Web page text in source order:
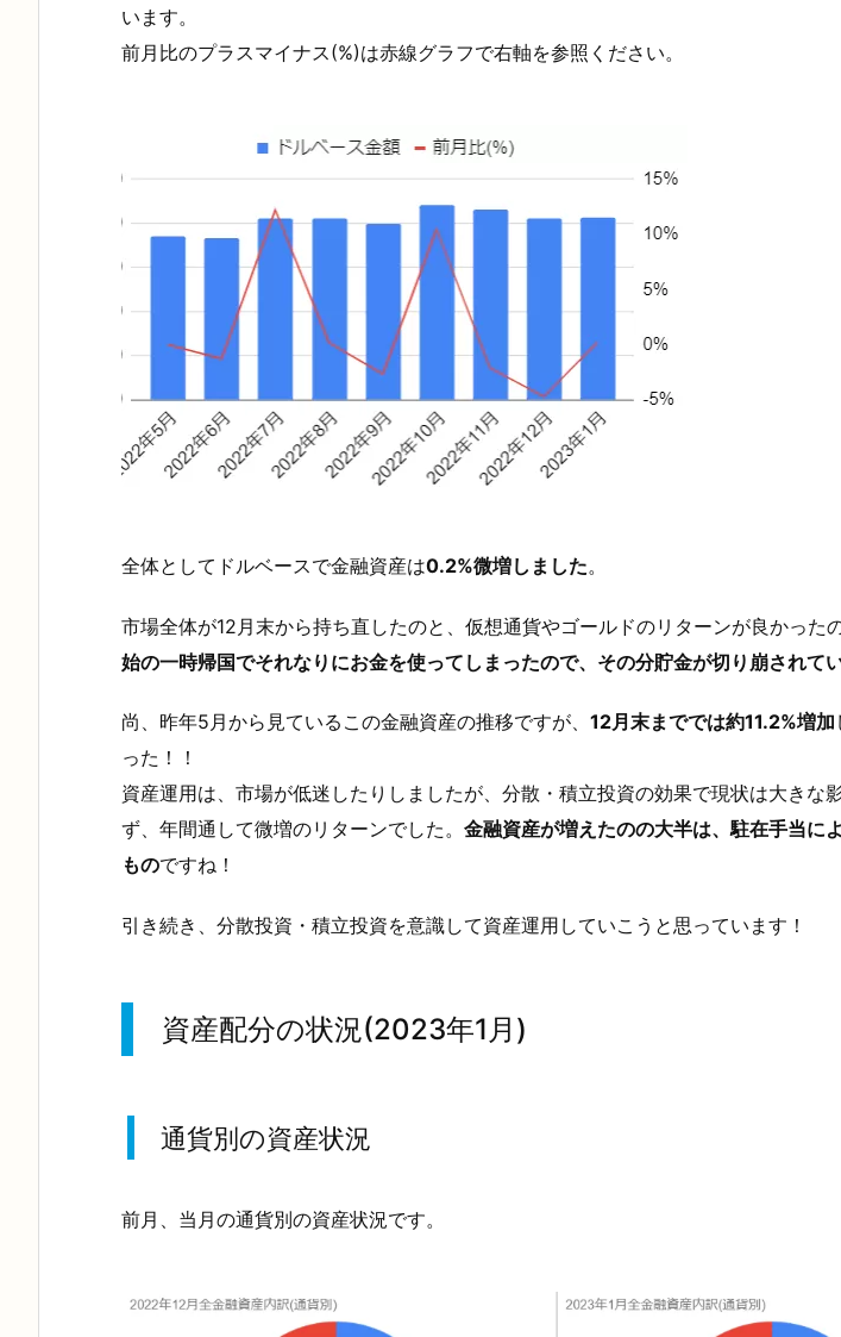
います。
前月比のプラスマイナス(%)は赤線グラフで右軸を参照ください。
全体として ドルベースで金融資産は0.2%微増しました。
市場全体が12月末から持ち直したのと、仮想通貨やゴールドのリターンが良かったの
始の一時帰国でそれなりにお金を使ってしまったので、その分貯金が切り崩されて
尚、昨年5月から見ているこの金融資産の推移ですが、 12月末まででは約11.2%増加
った！！
資産運用は、市場が低迷したりしましたが、分散・積立投資の効果で現状は大きな
ず、年間通して微増のリターンでした。 金融資産が増えたのの大半は、駐在手当に
ものですね！
引き続き、分散投資・積立投資を意識して資産運用していこうと思っています！
資産配分の状況(2023年1月)
通貨別の資産状況
前月、当月の通貨別の資産状況です。